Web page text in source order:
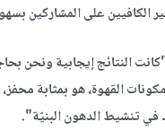
الكافيين على المشاركين
النتائج إيجابية ونحن
القهوة، هو بمثابة
في تنشيط الدهون البنيّة".